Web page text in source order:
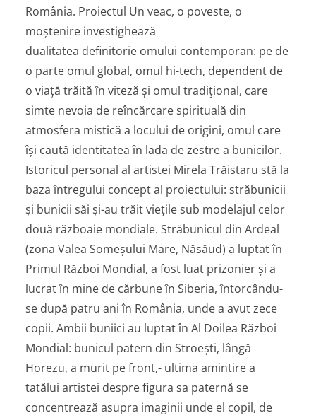
România. Proiectul Un veac, o poveste, o
moștenire investighează
dualitatea definitorie omului contemporan: pe de
o parte omul global, omul hi-tech, dependent de
o viață trăită în viteză și omul tradiţional, care
simte nevoia de reîncărcare spirituală din
atmosfera mistică a locului de origini, omul care
își caută identitatea în lada de zestre a bunicilor.
Istoricul personal al artistei Mirela Trăistaru stă la
baza întregului concept al proiectului: străbunicii
și bunicii săi și-au trăit viețile sub modelajul celor
două războaie mondiale. Străbunicul din Ardeal
(zona Valea Someșului Mare, Năsăud) a luptat în
Primul Război Mondial, a fost luat prizonier și a
lucrat în mine de cărbune în Siberia, întorcându-
se după patru ani în România, unde a avut zece
copii. Ambii buniici au luptat în Al Doilea Război
Mondial: bunicul patern din Stroești, lângă
Horezu, a murit pe front,- ultima amintire a
tatălui artistei despre figura sa paternă se
concentrează asupra imaginii unde el copil, de